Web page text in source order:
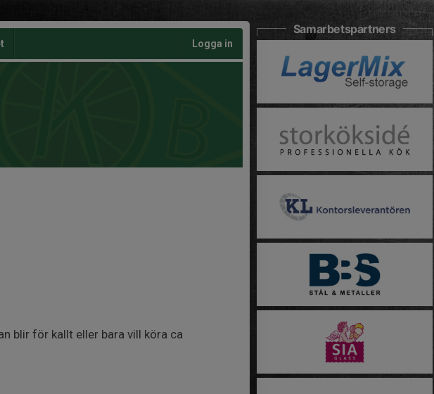
Logga in
blir för kallt eller bara vill köra ca
Samarbetspartners